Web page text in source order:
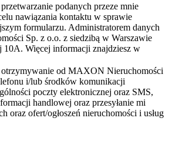
podanych przeze mnie
nawiązania kontaktu w sprawie
formularzu. Administratorem danych
Sp. z o.o. z siedzibą w Warszawie
Więcej informacji znajdziesz w
otrzymywanie od MAXON Nieruchomości
i/lub środków komunikacji
poczty elektronicznej oraz SMS,
handlowej oraz przesyłanie mi
oraz ofert/ogłoszeń nieruchomości i usług